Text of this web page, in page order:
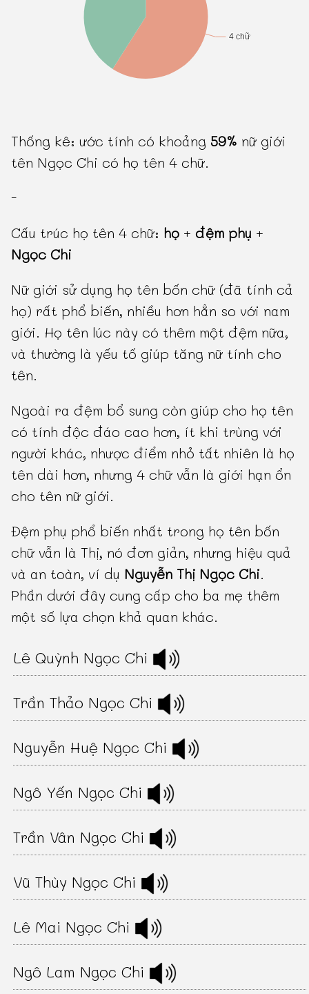
Thống kê: ước tính có khoảng 59% nữ giới
tên Ngọc Chi có họ tên 4 chữ.
-
Cấu trúc họ tên 4 chữ: họ +đệm phụ +
Ngọc Chi
Nữ giới sử dụng họ tên bốn chữ (đã tính cả
họ) rất phổ biến, nhiều hơn hẳn so với nam
giới. Họ tên lúc này có thêm một đệm nữa,
và thường là yếu tố giúp tăng nữ tính cho
tên.
Ngoài ra đệm bổ sung còn giúp cho họ tên
có tính độc đáo cao hơn, ít khi trùng với
người khác, nhược điểm nhỏ tất nhiên là họ
tên dài hơn, nhưng 4 chữ vẫn là giới hạn ổn
cho tên nữ giới.
Đệm phụ phổ biến nhất trong họ tên bốn
chữ vẫn là Thị, nó đơn giản, nhưng hiệu quả
và an toàn, ví dụ Nguyễn Thị Ngọc Chi.
Phần dưới đây cung cấp cho ba mẹ thêm
một số lựa chọn khả quan khác.
Lê Quỳnh Ngọc Chi
Trần Thảo Ngọc Chi
Nguyễn Huệ Ngọc Chi
Ngô Yến Ngọc Chi
Trần Vân Ngọc Chi
Vũ Thùy Ngọc Chi
Lê Mai Ngọc Chi
Ngô Lam Ngọc Chi